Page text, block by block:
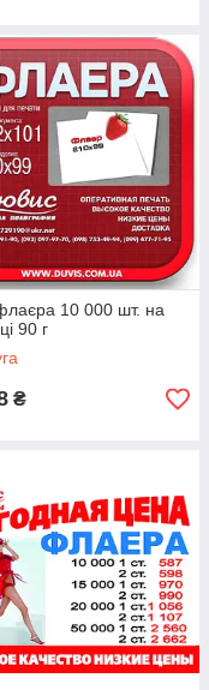
10 000 шт. на
90 г
₴